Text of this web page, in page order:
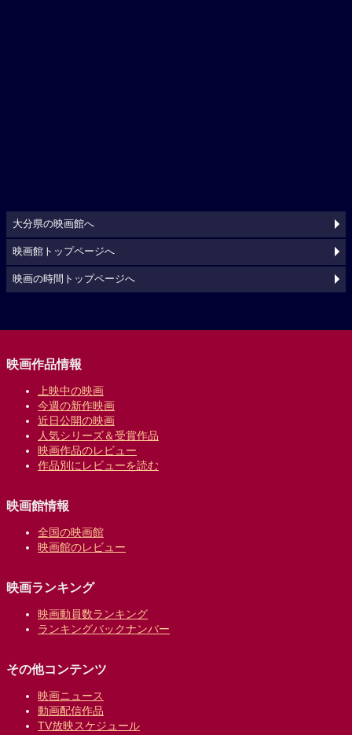
大分県の映画館へ
映画館トップページへ
映画の時間トップページへ
映画作品情報
上映中の映画
今週の新作映画
近日公開の映画
人気シリーズ＆受賞作品
映画作品のレビュー
作品別にレビューを読む
映画館情報
全国の映画館
映画館のレビュー
映画ランキング
映画動員数ランキング
ランキングバックナンバー
その他コンテンツ
映画ニュース
動画配信作品
TV放映スケジュール